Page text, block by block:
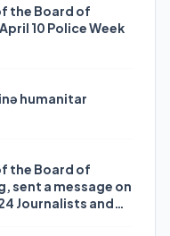
the Board of
10 Police Week
humanitar
the Board of
sent a message on
Journalists and